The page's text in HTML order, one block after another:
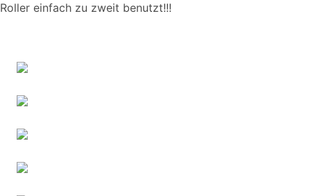
Roller einfach zu zweit benutzt!!!